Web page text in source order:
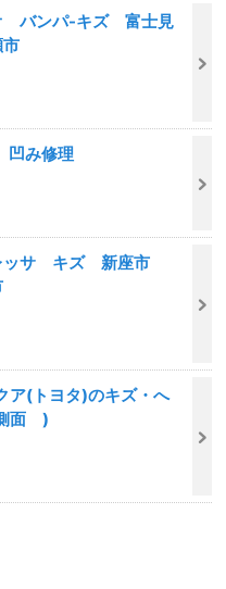
バンパ-キズ 富士見
み修理
ッサ キズ 新座市
ア(トヨタ)のキズ・へ
面 )